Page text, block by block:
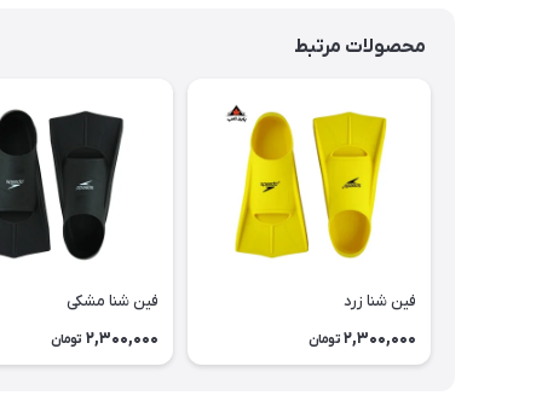
محصولات مرتبط
فین شنا زرد
2,300,000 تومان
فین شنا مشکی
2,300,000 تومان